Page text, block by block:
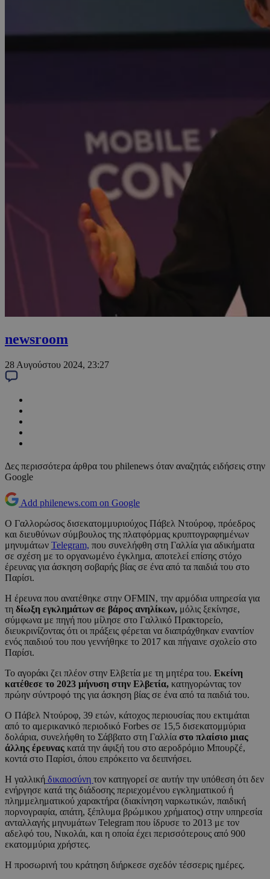
newsroom
28 Αυγούστου 2024, 23:27
Δες περισσότερα άρθρα του philenews όταν αναζητάς ειδήσεις στην
Google
Add philenews.com on Google
Ο Γαλλορώσος δισεκατομμυριούχος Πάβελ Ντούροφ, πρόεδρος
και διευθύνων σύμβουλος της πλατφόρμας κρυπτογραφημένων
μηνυμάτων Telegram, που συνελήφθη στη Γαλλία για αδικήματα
σε σχέση με το οργανωμένο έγκλημα, αποτελεί επίσης στόχο
έρευνας για άσκηση σοβαρής βίας σε ένα από τα παιδιά του στο
Παρίσι.
Η έρευνα που ανατέθηκε στην OFMIN, την αρμόδια υπηρεσία για
τη δίωξη εγκλημάτων σε βάρος ανηλίκων, μόλις ξεκίνησε,
σύμφωνα με πηγή που μίλησε στο Γαλλικό Πρακτορείο,
διευκρινίζοντας ότι οι πράξεις φέρεται να διαπράχθηκαν εναντίον
ενός παιδιού του που γεννήθηκε το 2017 και πήγαινε σχολείο στο
Παρίσι.
Το αγοράκι ζει πλέον στην Ελβετία με τη μητέρα του. Εκείνη
κατέθεσε το 2023 μήνυση στην Ελβετία, κατηγορώντας τον
πρώην σύντροφό της για άσκηση βίας σε ένα από τα παιδιά του.
Ο Πάβελ Ντούροφ, 39 ετών, κάτοχος περιουσίας που εκτιμάται
από το αμερικανικό περιοδικό Forbes σε 15,5 δισεκατομμύρια
δολάρια, συνελήφθη το Σάββατο στη Γαλλία στο πλαίσιο μιας
άλλης έρευνας κατά την άφιξή του στο αεροδρόμιο Μπουρζέ,
κοντά στο Παρίσι, όπου επρόκειτο να δειπνήσει.
Η γαλλική δικαιοσύνη τον κατηγορεί σε αυτήν την υπόθεση ότι δεν
ενήργησε κατά της διάδοσης περιεχομένου εγκληματικού ή
πλημμεληματικού χαρακτήρα (διακίνηση ναρκωτικών, παιδική
πορνογραφία, απάτη, ξέπλυμα βρώμικου χρήματος) στην υπηρεσία
ανταλλαγής μηνυμάτων Telegram που ίδρυσε το 2013 με τον
αδελφό του, Νικολάι, και η οποία έχει περισσότερους από 900
εκατομμύρια χρήστες.
Η προσωρινή του κράτηση διήρκεσε σχεδόν τέσσερις ημέρες.